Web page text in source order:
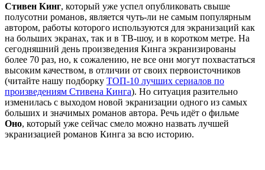
Стивен Кинг, который уже успел опубликовать свыше
полусотни романов, является чуть-ли не самым популярным
автором, работы которого используются для экранизаций как
на больших экранах, так и в ТВ-шоу, и в коротком метре. На
сегодняшний день произведения Кинга экранизированы
более 70 раз, но, к сожалению, не все они могут похвастаться
высоким качеством, в отличии от своих первоисточников
(читайте нашу подборку ТОП-10 лучших сериалов по
произведениям Стивена Кинга). Но ситуация разительно
изменилась с выходом новой экранизации одного из самых
больших и значимых романов автора. Речь идёт о фильме
Оно, который уже сейчас смело можно назвать лучшей
экранизацией романов Кинга за всю историю.